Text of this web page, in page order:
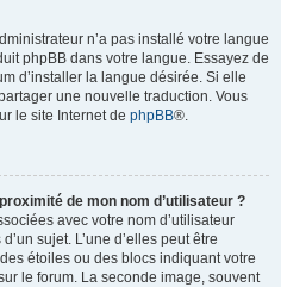
n’a pas installé votre langue
phpBB dans votre langue. Essayez de
d’installer la langue désirée. Si elle
une nouvelle traduction. Vous
le site Internet de phpBB®.
de mon nom d’utilisateur ?
avec votre nom d’utilisateur
sujet. L’une d’elles peut être
étoiles ou des blocs indiquant votre
le forum. La seconde image, souvent